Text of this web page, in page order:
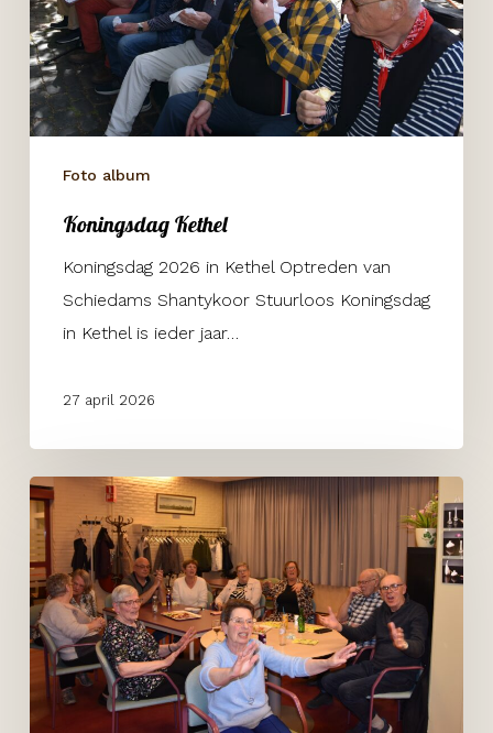
Foto album
Koningsdag Kethel
Koningsdag 2026 in Kethel Optreden van
Schiedams Shantykoor Stuurloos Koningsdag
in Kethel is ieder jaar…
27 april 2026
De
Sluis
Hoogvliet